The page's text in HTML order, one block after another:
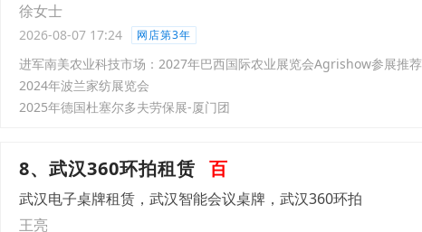
徐女士
2026-08-07 17:24 网店第3年
进军南美农业科技市场：2027年巴西国际农业展览会Agrishow参展推荐
2024年波兰家纺展览会
2025年德国杜塞尔多夫劳保展-厦门团
8、武汉360环拍租赁 百
武汉电子桌牌租赁，武汉智能会议桌牌，武汉360环拍
王亮